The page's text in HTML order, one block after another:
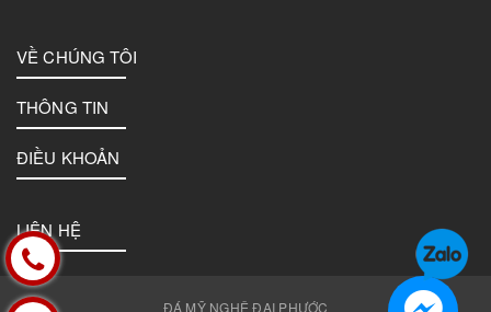
VỀ CHÚNG TÔI
THÔNG TIN
ĐIỀU KHOẢN
LIÊN HỆ
ĐÁ MỸ NGHỆ ĐẠI PHƯỚC